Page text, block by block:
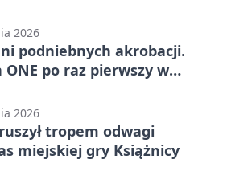
2026
podniebnych akrobacji.
ONE po raz pierwszy w
2026
tropem odwagi
miejskiej gry Książnicy